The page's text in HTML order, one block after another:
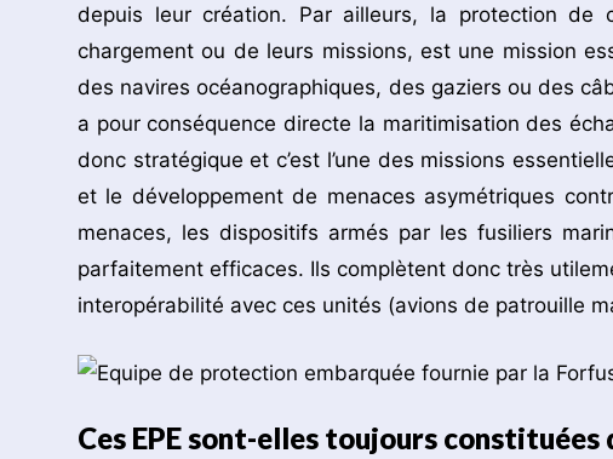
depuis leur création. Par ailleurs, la protection
chargement ou de leurs missions, est une mission
des navires océanographiques, des gaziers ou des
a pour conséquence directe la maritimisation des
donc stratégique et c’est l’une des missions
et le développement de menaces asymétriques
menaces, les dispositifs armés par les fusiliers
parfaitement efficaces. Ils complètent donc très
interopérabilité avec ces unités (avions de patrouille
Ces EPE sont-elles toujours